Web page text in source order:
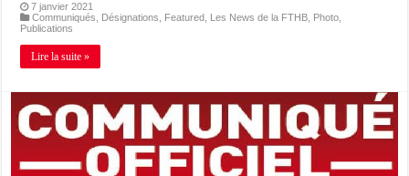
7 janvier 2021
Communiqués
Désignations Featured Les News de la FTHB Photo
Publications
Lire la suite »